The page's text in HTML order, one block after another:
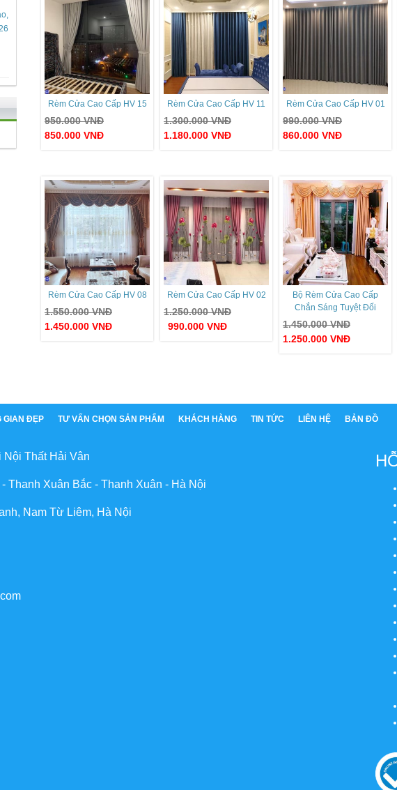
Rèm Cửa Cao Cấp HV 15
950.000VNĐ
850.000 VNĐ
Rèm Cửa Cao Cấp HV 11
1.300.000VNĐ
1.180.000 VNĐ
Rèm Cửa Cao Cấp HV 01
990.000VNĐ
860.000 VNĐ
Rèm Cửa Cao Cấp HV 08
1.550.000VNĐ
1.450.000 VNĐ
Rèm Cửa Cao Cấp HV 02
1.250.000VNĐ
990.000 VNĐ
Bộ Rèm Cửa Cao Cấp
Chắn Sáng Tuyệt Đối
1.450.000VNĐ
1.250.000 VNĐ
GIAN ĐẸP TƯ VẤN CHỌN SẢN PHẨM KHÁCH HÀNG TIN TỨC LIÊN HỆ BẢN ĐỒ
Thất Hải Vân
Thanh Xuân Bắc - Thanh Xuân - Hà Nội
Nam Từ Liêm, Hà Nội